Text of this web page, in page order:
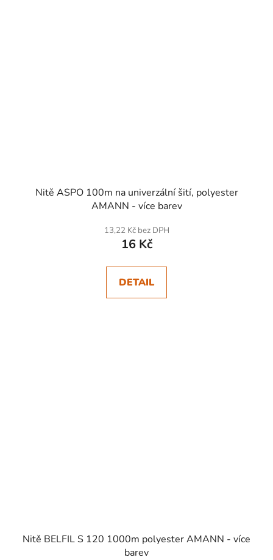
Nitě ASPO 100m na univerzální šití, polyester
AMANN - více barev
13,22 Kč bez DPH
16 Kč
DETAIL
Nitě BELFIL S 120 1000m polyester AMANN - více
barev